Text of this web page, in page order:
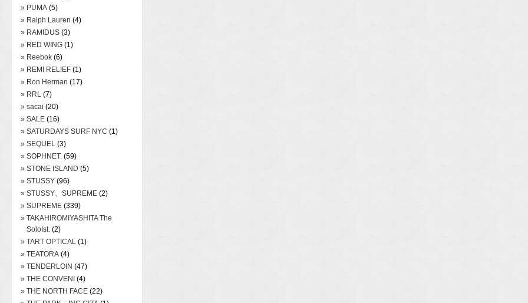
» PUMA (5)
» Ralph Lauren (4)
» RAMIDUS (3)
» RED WING (1)
» Reebok (6)
» REMI RELIEF (1)
» Ron Herman (17)
» RRL (7)
» sacai (20)
» SALE (16)
» SATURDAYS SURF NYC (1)
» SEQUEL (3)
» SOPHNET. (59)
» STONE ISLAND (5)
» STUSSY (96)
» STUSSY、SUPREME (2)
» SUPREME (339)
» TAKAHIROMIYASHITA The
SoloIst. (2)
» TART OPTICAL (1)
» TEATORA (4)
» TENDERLOIN (47)
» THE CONVENI (4)
» THE NORTH FACE (22)